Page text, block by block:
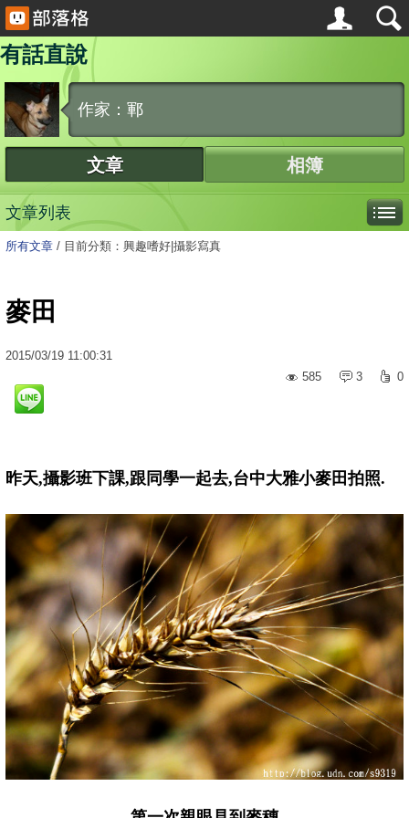
有話直說
作家：鄆
文章 相簿
文章列表
所有文章 / 目前分類：興趣嗜好|攝影寫真
麥田
2015/03/19 11:00:31
585
3 0
昨天,攝影班下課,跟同學一起去,台中大雅小麥田拍照.